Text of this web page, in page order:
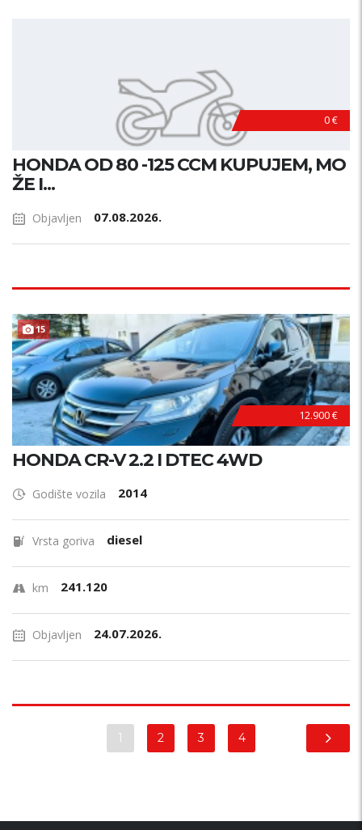
0 €
HONDA OD 80 -125 CCM KUPUJEM, MO
ŽE I...
Objavljen 07.08.2026.
15
12.900 €
HONDA CR-V 2.2 I DTEC 4WD
Godište vozila 2014
Vrsta goriva diesel
km 241.120
Objavljen 24.07.2026.
1 2 3 4